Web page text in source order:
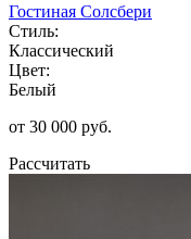
Гостиная Солсбери
Стиль:
Классический
Цвет:
Белый
от 30 000 руб.
Рассчитать